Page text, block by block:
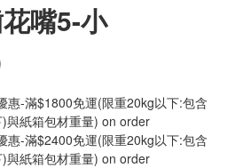
嘴5-小
惠-滿$1800免運(限重20kg以下:包含
與紙箱包材重量) on order
惠-滿$2400免運(限重20kg以下:包含
與紙箱包材重量) on order